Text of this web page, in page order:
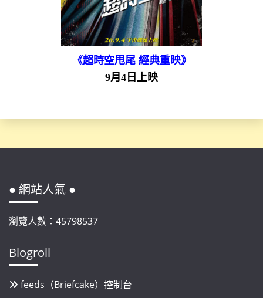
《超時空甩尾 經典重映》
9月4日上映
● 網站人氣 ●
瀏覽人數：45798537
Blogroll
feeds（Briefcake）控制台